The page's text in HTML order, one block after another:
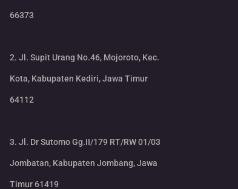
66373
2. Jl. Supit Urang No.46, Mojoroto, Kec.
Kota, Kabupaten Kediri, Jawa Timur
64112
3. Jl. Dr Sutomo Gg.II/179 RT/RW 01/03
Jombatan, Kabupaten Jombang, Jawa
Timur 61419